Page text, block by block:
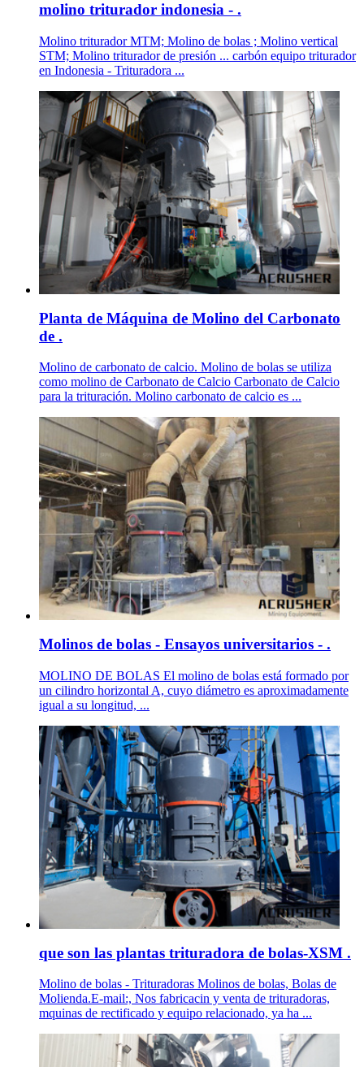
molino triturador indonesia - .
Molino triturador MTM; Molino de bolas ; Molino vertical
STM; Molino triturador de presión ... carbón equipo triturador
en Indonesia - Trituradora ...
Planta de Máquina de Molino del Carbonato
de .
Molino de carbonato de calcio. Molino de bolas se utiliza
como molino de Carbonato de Calcio Carbonato de Calcio
para la trituración. Molino carbonato de calcio es ...
Molinos de bolas - Ensayos universitarios - .
MOLINO DE BOLAS El molino de bolas está formado por
un cilindro horizontal A, cuyo diámetro es aproximadamente
igual a su longitud, ...
que son las plantas trituradora de bolas-XSM .
Molino de bolas - Trituradoras Molinos de bolas, Bolas de
Molienda.E-mail:, Nos fabricacin y venta de trituradoras,
mquinas de rectificado y equipo relacionado, ya ha ...